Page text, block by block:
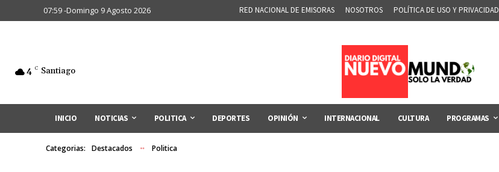
07:59 -Domingo 9 Agosto 2026 RED NACIONAL DE EMISORAS NOSOTROS POLÍTICA DE USO Y PRIVACIDAD
4 C Santiago
INICIO NOTICIAS POLITICA DEPORTES OPINIÓN INTERNACIONAL CULTURA PROGRAMAS
Categorias: Destacados Politica